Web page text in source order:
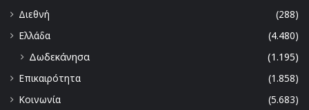
Διεθνή
(288)
Ελλάδα
(4.480)
Δωδεκάνησα
(1.195)
Επικαιρότητα
(1.858)
Κοινωνία
(5.683)